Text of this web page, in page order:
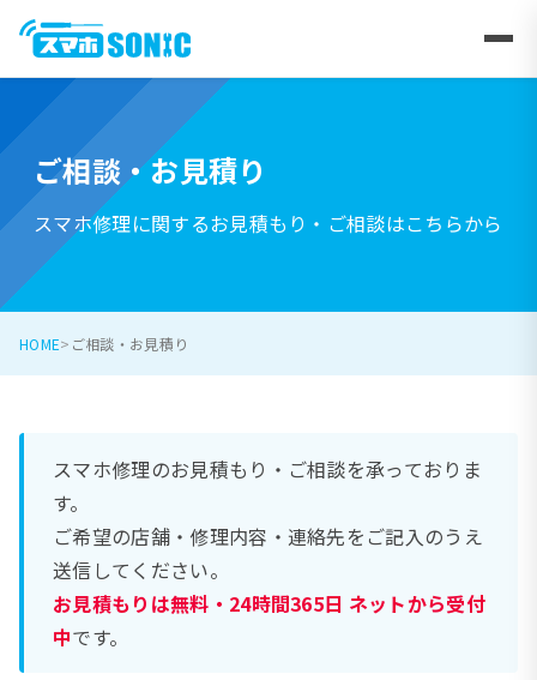
ご相談・お見積り
スマホ修理に関するお見積もり・ご相談はこちらから
HOME ご相談・お見積り
スマホ修理のお見積もり・ご相談を承っておりま
す。
ご希望の店舗・修理内容・連絡先をご記入のうえ
送信してください。
お見積もりは無料・24時間365日 ネットから受付
中です。